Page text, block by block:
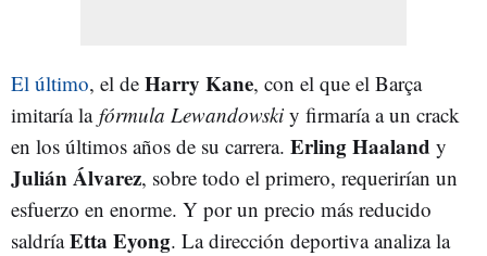
El último, el de Harry Kane, con el que el Barça
imitaría la fórmula Lewandowski y firmaría a un crack
en los últimos años de su carrera. Erling Haaland y
Julián Álvarez, sobre todo el primero, requerirían un
esfuerzo en enorme. Y por un precio más reducido
saldríaEtta Eyong. La dirección deportiva analiza la